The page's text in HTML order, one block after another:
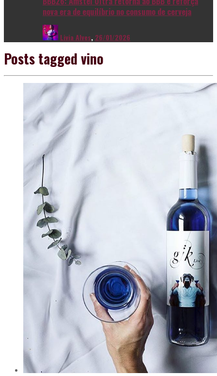
nova era de equilíbrio no consumo de cerveja
Livia Alves, 26/01/2026
Posts taggedvino